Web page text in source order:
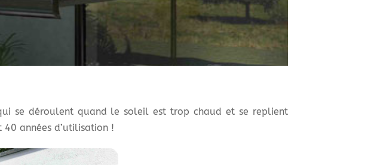
se déroulent quand le soleil est trop chaud et se replient
années d’utilisation !